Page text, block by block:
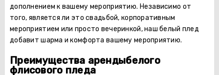
дополнением к вашему мероприятию. Независимо от
того, является ли это свадьбой, корпоративным
мероприятием или просто вечеринкой, наш белый плед
добавит шарма и комфорта вашему мероприятию.
Преимущества арендыбелого
флисового пледа